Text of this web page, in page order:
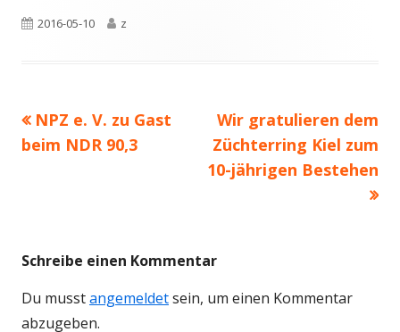
Veröffentlicht
2016-05-10 Autor
z
Beitragsnavigation
Vorheriger
Beitrag:
NPZ e. V. zu Gast
beim NDR 90,3
Nächster
Beitrag
Wir gratulieren dem
Züchterring Kiel zum
10-jährigen Bestehen
Schreibe einen Kommentar
Du musstangemeldetsein, um einen Kommentar
abzugeben.